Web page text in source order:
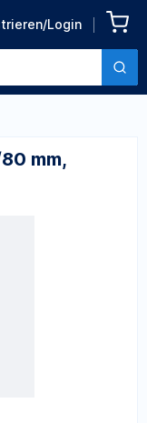
Login
zu den Produktdetails
mm,